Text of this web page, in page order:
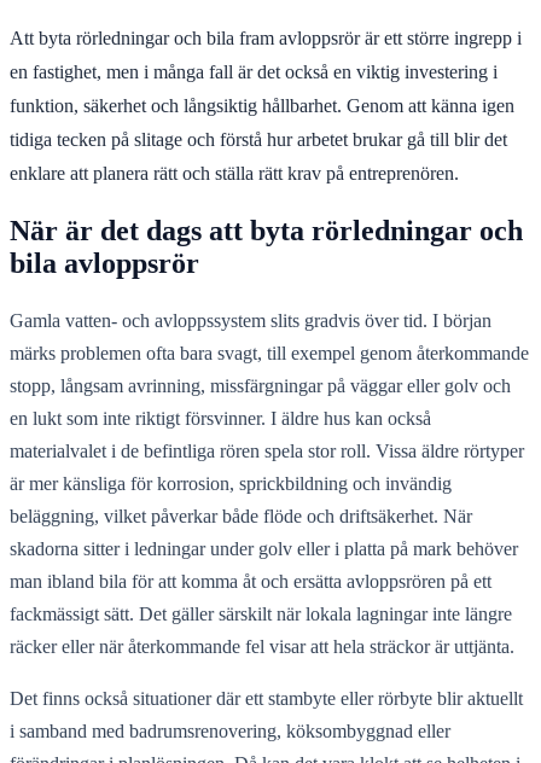
Att byta rörledningar och bila fram avloppsrör är ett större ingrepp i
en fastighet, men i många fall är det också en viktig investering i
funktion, säkerhet och långsiktig hållbarhet. Genom att känna igen
tidiga tecken på slitage och förstå hur arbetet brukar gå till blir det
enklare att planera rätt och ställa rätt krav på entreprenören.
När är det dags att byta rörledningar och
bila avloppsrör
Gamla vatten- och avloppssystem slits gradvis över tid. I början
märks problemen ofta bara svagt, till exempel genom återkommande
stopp, långsam avrinning, missfärgningar på väggar eller golv och
en lukt som inte riktigt försvinner. I äldre hus kan också
materialvalet i de befintliga rören spela stor roll. Vissa äldre rörtyper
är mer känsliga för korrosion, sprickbildning och invändig
beläggning, vilket påverkar både flöde och driftsäkerhet. När
skadorna sitter i ledningar under golv eller i platta på mark behöver
man ibland bila för att komma åt och ersätta avloppsrören på ett
fackmässigt sätt. Det gäller särskilt när lokala lagningar inte längre
räcker eller när återkommande fel visar att hela sträckor är uttjänta.
Det finns också situationer där ett stambyte eller rörbyte blir aktuellt
i samband med badrumsrenovering, köksombyggnad eller